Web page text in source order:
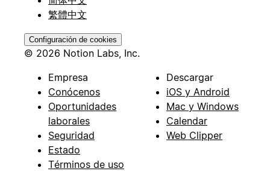
繁體中文
Configuración de cookies
© 2026 Notion Labs, Inc.
Empresa
Conócenos
Oportunidades
laborales
Seguridad
Estado
Términos de uso
Descargar
iOS y Android
Mac y Windows
Calendar
Web Clipper